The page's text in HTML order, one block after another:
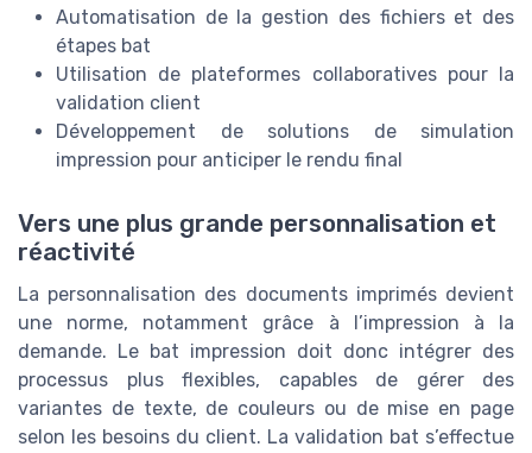
Automatisation de la gestion des fichiers et des
étapes bat
Utilisation de plateformes collaboratives pour la
validation client
Développement de solutions de simulation
impression pour anticiper le rendu final
Vers une plus grande personnalisation et
réactivité
La personnalisation des documents imprimés devient
une norme, notamment grâce à l’impression à la
demande. Le bat impression doit donc intégrer des
processus plus flexibles, capables de gérer des
variantes de texte, de couleurs ou de mise en page
selon les besoins du client. La validation bat s’effectue